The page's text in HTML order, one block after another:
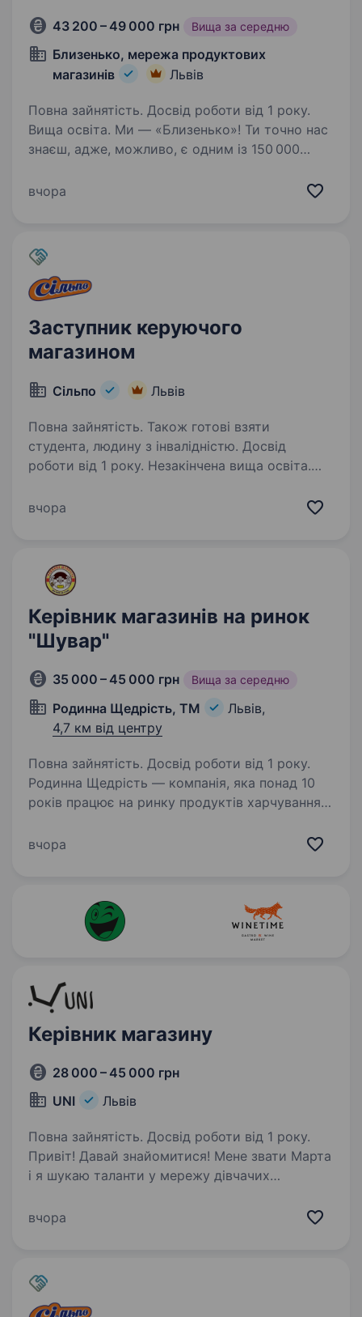
43 200 – 49 000 грн Вища за середню
Близенько, мережа продуктових
магазинів
Львів
Повна зайнятість. Досвід роботи від 1 року.
Вища освіта. Ми — «Близенько»! Ти точно нас
знаєш, адже, можливо, є одним із 150 000
Та ми хочемо, щоб ти став ще ближчим! Зараз
вчора
Заступник керуючого
магазином
Сільпо Львів
Повна зайнятість. Також готові взяти
студента, людину з інвалідністю. Досвід
роботи від 1 року. Незакінчена вища освіта.
дуже людяні. Вони ставлять зрозумілі цілі
Приєднуйтесь! Для роботи вам знадобляться:
вчора
Керівник магазинів на ринок
"Шувар"
35 000 – 45 000 грн Вища за середню
Родинна Щедрість, ТМ
Львів,
4,7 км від центру
Повна зайнятість. Досвід роботи від 1 року.
Родинна Щедрість — компанія, яка понад 10
років працює на ринку продуктів харчування,
у сегменті бакалії. Ми цінуємо
вчора
Керівник магазину
28 000 – 45 000 грн
UNI
Львів
Повна зайнятість. Досвід роботи від 1 року.
Привіт! Давай знайомитися! Мене звати Марта
і я шукаю таланти у мережу дівчачих
обслуговуванням, позитивними емоціями
вчора